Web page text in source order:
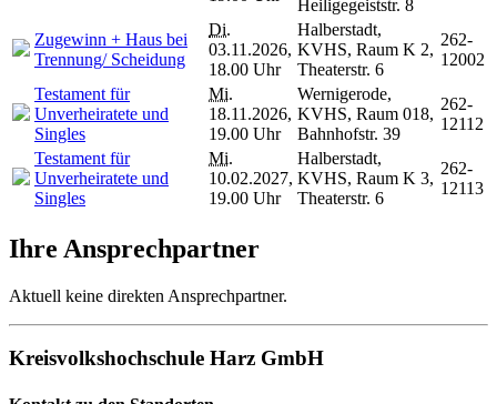
Heiligegeiststr. 8
Zugewinn + Haus bei
Trennung/ Scheidung
Di.
03.11.2026,
18.00 Uhr
Halberstadt,
KVHS, Raum K 2,
Theaterstr. 6
262-
12002
Testament für
Unverheiratete und
Singles
Mi.
18.11.2026,
19.00 Uhr
Wernigerode,
KVHS, Raum 018,
Bahnhofstr. 39
262-
12112
Testament für
Unverheiratete und
Singles
Mi.
10.02.2027,
19.00 Uhr
Halberstadt,
KVHS, Raum K 3,
Theaterstr. 6
262-
12113
Ihre Ansprechpartner
Aktuell keine direkten Ansprechpartner.
Kreisvolkshochschule Harz GmbH